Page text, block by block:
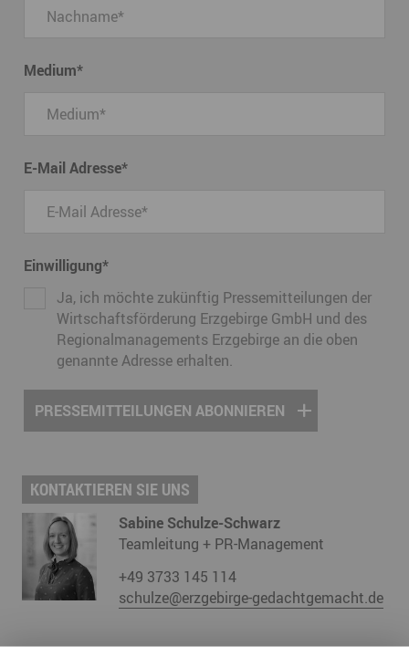
Medium*
E-Mail Adresse*
Einwilligung*
Ja, ich möchte zukünftig Pressemitteilungen der
Wirtschaftsförderung Erzgebirge GmbH und des
Regionalmanagements Erzgebirge an die oben
genannte Adresse erhalten.
KONTAKTIEREN SIE UNS
Sabine Schulze-Schwarz
Teamleitung + PR-Management
+49 3733 145 114
schulze@erzgebirge-gedachtgemacht.de